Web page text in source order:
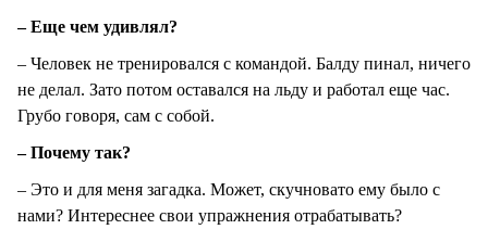
– Еще чем удивлял?
– Человек не тренировался с командой. Балду пинал, ничего
не делал. Зато потом оставался на льду и работал еще час.
Грубо говоря, сам с собой.
– Почему так?
– Это и для меня загадка. Может, скучновато ему было с
нами? Интереснее свои упражнения отрабатывать?